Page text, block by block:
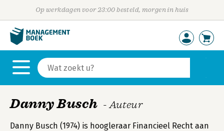
Op werkdagen voor 23:00 besteld, morgen in huis
Danny Busch - Auteur
Danny Busch (1974) is hoogleraar Financieel Recht aan